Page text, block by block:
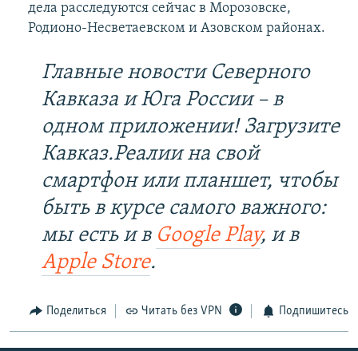
дела расследуются сейчас в Морозовске,
Родионо-Несветаевском и Азовском районах.
Главные новости Северного
Кавказа и Юга России – в
одном приложении! Загрузите
Кавказ.Реалии на свой
смартфон или планшет, чтобы
быть в курсе самого важного:
мы есть и в Google Play, и в
Apple Store.
Поделиться Читать без VPN Подпишитесь